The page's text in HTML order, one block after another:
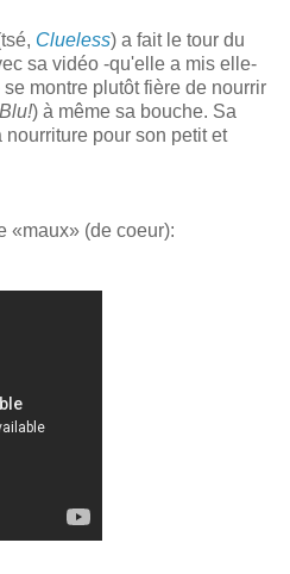
Clueless) a fait le tour du
sa vidéo -qu'elle a mis elle-
montre plutôt fière de nourrir
) à même sa bouche. Sa
pour son petit et
«maux» (de coeur):